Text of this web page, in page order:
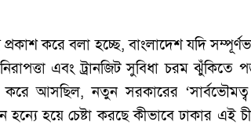
করে বলা হচ্ছে, বাংলাদেশ যদি
এবং ট্রানজিট সুবিধা চরম ঝুঁকিতে
করে আসছিল, নতুন সরকারের
হয়ে চেষ্টা করছে কীভাবে ঢাকার এই